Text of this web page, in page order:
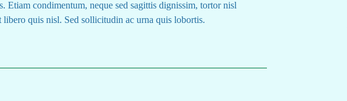
Etiam condimentum, neque sed sagittis dignissim, tortor nisl
libero quis nisl. Sed sollicitudin ac urna quis lobortis.